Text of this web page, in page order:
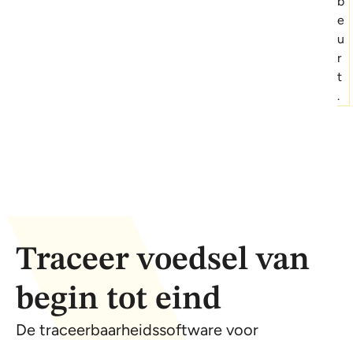
e
u
r
t
.
Traceer voedsel van
begin tot eind
De traceerbaarheidssoftware voor